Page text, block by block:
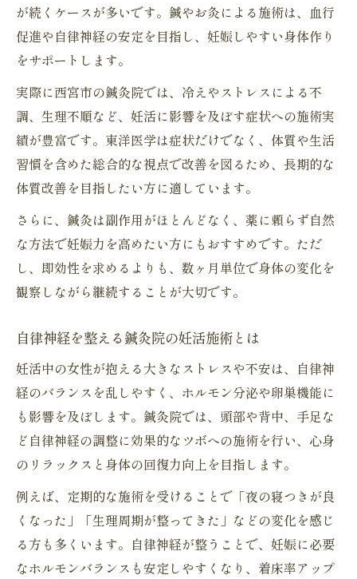
が続くケースが多いです。鍼やお灸による施術は、血行
促進や自律神経の安定を目指し、妊娠しやすい身体作り
をサポートします。
実際に西宮市の鍼灸院では、冷えやストレスによる不
調、生理不順など、妊活に影響を及ぼす症状への施術実
績が豊富です。東洋医学は症状だけでなく、体質や生活
習慣を含めた総合的な視点で改善を図るため、長期的な
体質改善を目指したい方に適しています。
さらに、鍼灸は副作用がほとんどなく、薬に頼らず自然
な方法で妊娠力を高めたい方にもおすすめです。ただ
し、即効性を求めるよりも、数ヶ月単位で身体の変化を
観察しながら継続することが大切です。
自律神経を整える鍼灸院の妊活施術とは
妊活中の女性が抱える大きなストレスや不安は、自律神
経のバランスを乱しやすく、ホルモン分泌や卵巣機能に
も影響を及ぼします。鍼灸院では、頭部や背中、手足な
ど自律神経の調整に効果的なツボへの施術を行い、心身
のリラックスと身体の回復力向上を目指します。
例えば、定期的な施術を受けることで「夜の寝つきが良
くなった」「生理周期が整ってきた」などの変化を感じ
る方も多くいます。自律神経が整うことで、妊娠に必要
なホルモンバランスも安定しやすくなり、着床率アップ